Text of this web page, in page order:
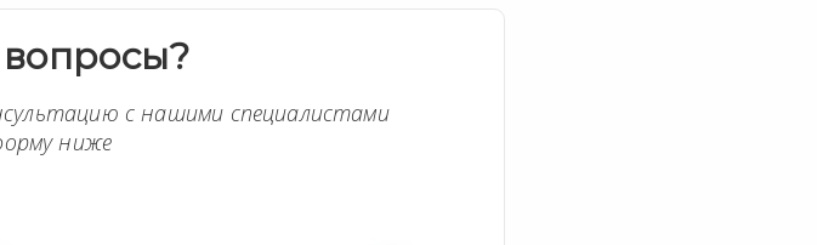
с нашими специалистами
ниже